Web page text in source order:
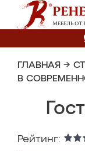
ГЛАВНАЯ →
В
Рейтинг: